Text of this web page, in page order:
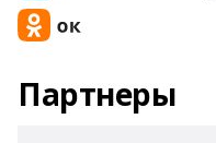
Партнеры